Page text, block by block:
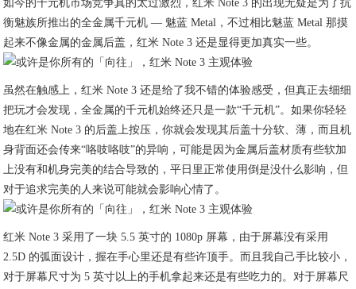
如今的千元机市场竞争真的太过激烈，红米 Note 3 的出现无疑是为了抗
衡魅族所推出的全金属千元机 — 魅蓝 Metal，不过相比魅蓝 Metal 那摸
起来不像金属的金属后盖，红米 Note 3 还是显得更加真实一些。
虽然在触感上，红米 Note 3 还是给了我不错的体验感受，但真正去细细
把玩才会发现，全金属的千元机始终还只是一款“千元机”。如果你轻轻
地在红米 Note 3 的后盖上按压，你就会发现其后盖十分软、薄，而且机
身背面还会传来“咯吱咯吱”的异响，可能是因为金属后盖材质有些软加
上没有和机身完美的结合导致的，平日里正常使用倒是没什么影响，但
对于追求完美的人来说可能就会影响心情了。
红米 Note 3 采用了一块 5.5 英寸的 1080p 屏幕，由于屏幕没有采用
2.5D 的弧面设计，握在手心里还是有些许顶手。而且我自己手比较小，
对于屏幕尺寸为 5 英寸以上的手机拿起来还是有些吃力的。对于屏幕尺